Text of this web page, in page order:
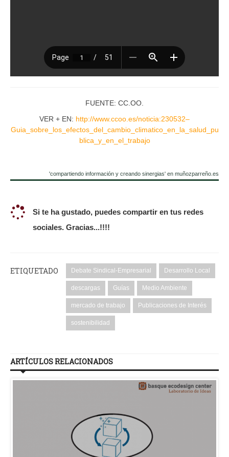
FUENTE: CC.OO.
VER + EN: http://www.ccoo.es/noticia:230532–
Guia_sobre_los_efectos_del_cambio_climatico_en_la_salud_pu
blica_y_en_el_trabajo
'compartiendo información y creando sinergias' en muñozparreño.es
Si te ha gustado, puedes compartir en tus redes
sociales. Gracias...!!!!
ETIQUETADO Debate Sindical-Empresarial Desarrollo Local
descargas Guías Medio Ambiente
mercado de trabajo Publicaciones de Interés
sostenibilidad
ARTÍCULOS RELACIONADOS